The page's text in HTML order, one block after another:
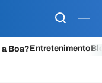
a Boa?Entretenimento